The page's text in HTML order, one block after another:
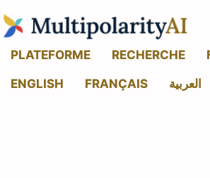
PLATEFORME RECHERCHE
ENGLISH FRANÇAIS العربية